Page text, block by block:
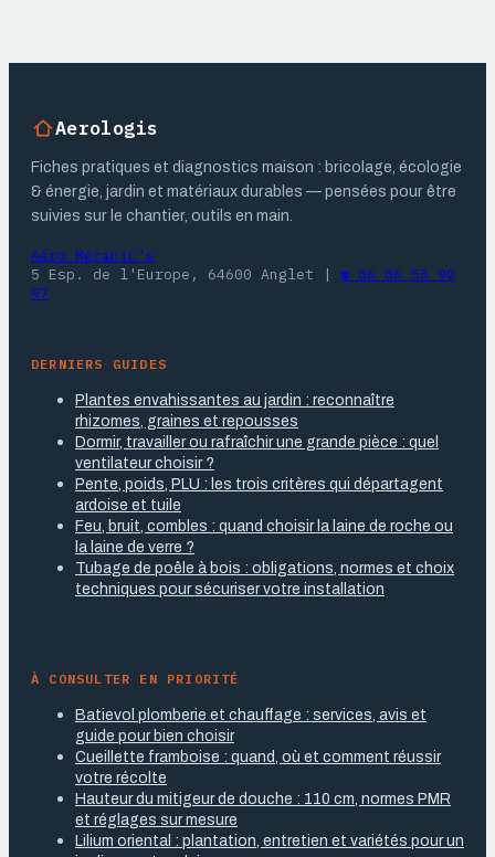
Aerologis
Fiches pratiques et diagnostics maison : bricolage, écologie
& énergie, jardin et matériaux durables — pensées pour être
suivies sur le chantier, outils en main.
Aéro Mécanic's
5 Esp. de l'Europe, 64600 Anglet | ☎ 06 06 55 90
97
DERNIERS GUIDES
Plantes envahissantes au jardin : reconnaître
rhizomes, graines et repousses
Dormir, travailler ou rafraîchir une grande pièce : quel
ventilateur choisir ?
Pente, poids, PLU : les trois critères qui départagent
ardoise et tuile
Feu, bruit, combles : quand choisir la laine de roche ou
la laine de verre ?
Tubage de poêle à bois : obligations, normes et choix
techniques pour sécuriser votre installation
À CONSULTER EN PRIORITÉ
Batievol plomberie et chauffage : services, avis et
guide pour bien choisir
Cueillette framboise : quand, où et comment réussir
votre récolte
Hauteur du mitigeur de douche : 110 cm, normes PMR
et réglages sur mesure
Lilium oriental : plantation, entretien et variétés pour un